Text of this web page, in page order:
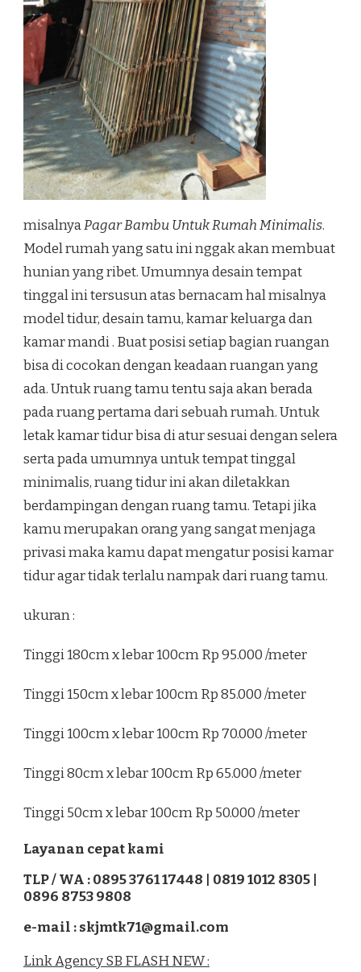
misalnyaPagar Bambu Untuk Rumah Minimalis.
Model rumah yang satu ini nggak akan membuat
hunian yang ribet. Umumnya desain tempat
tinggal ini tersusun atas bernacam hal misalnya
model tidur, desain tamu, kamar keluarga dan
kamar mandi . Buat posisi setiap bagian ruangan
bisa di cocokan dengan keadaan ruangan yang
ada. Untuk ruang tamu tentu saja akan berada
pada ruang pertama dari sebuah rumah. Untuk
letak kamar tidur bisa di atur sesuai dengan selera
serta pada umumnya untuk tempat tinggal
minimalis, ruang tidur ini akan diletakkan
berdampingan dengan ruang tamu. Tetapi jika
kamu merupakan orang yang sangat menjaga
privasi maka kamu dapat mengatur posisi kamar
tidur agar tidak terlalu nampak dari ruang tamu.
ukuran :
Tinggi 180cm x lebar 100cm Rp 95.000 /meter
Tinggi 150cm x lebar 100cm Rp 85.000 /meter
Tinggi 100cm x lebar 100cm Rp 70.000 /meter
Tinggi 80cm x lebar 100cm Rp 65.000 /meter
Tinggi 50cm x lebar 100cm Rp 50.000 /meter
Layanan cepat kami
TLP / WA : 0895 3761 17448 | 0819 1012 8305 |
0896 8753 9808
e-mail : skjmtk71@gmail.com
Link Agency SB FLASH NEW :